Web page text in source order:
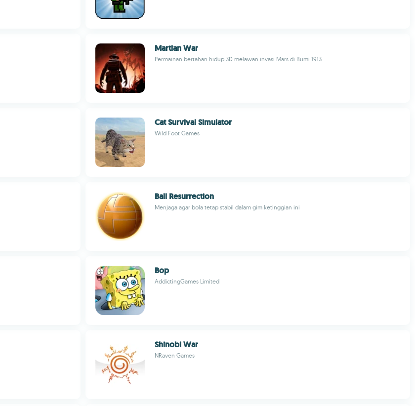
Martian War
Permainan bertahan hidup 3D melawan invasi Mars di Bumi 1913
Cat Survival Simulator
Wild Foot Games
Ball Resurrection
Menjaga agar bola tetap stabil dalam gim ketinggian ini
Bop
AddictingGames Limited
Shinobi War
NRaven Games